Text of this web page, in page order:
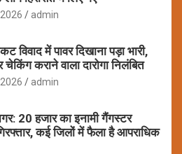
admin
विवाद में पावर दिखाना पड़ा भारी,
कराने वाला दारोगा निलंबित
admin
20 हजार का इनामी गैंगस्टर
कई जिलों में फैला है आपराधिक